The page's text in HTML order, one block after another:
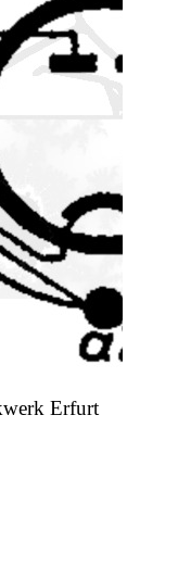
Erfurt